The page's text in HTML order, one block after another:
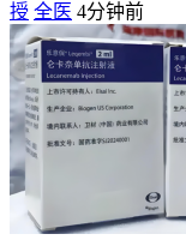
授 全医 4分钟前